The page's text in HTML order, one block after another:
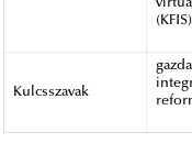
Kulcsszavak